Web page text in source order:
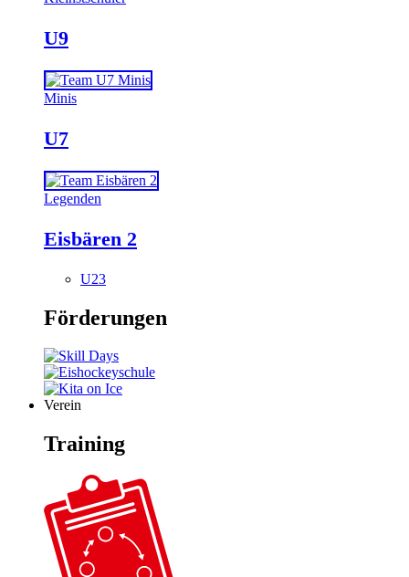
U9
Minis
U7
Legenden
Eisbären 2
U23
Förderungen
Verein
Training